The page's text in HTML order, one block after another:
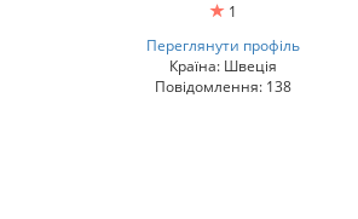
1
Переглянути профіль
Країна: Швеція
Повідомлення: 138